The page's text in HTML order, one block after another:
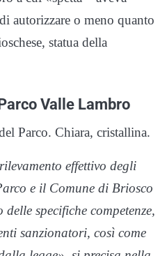
autorizzare o meno quanto
statua della
Valle Lambro
Parco. Chiara, cristallina.
effettivo degli
e il Comune di Briosco
specifiche competenze,
sanzionatori, così come